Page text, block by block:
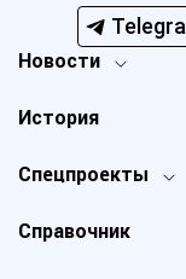
Новости
Спецпроекты
История
Справочник